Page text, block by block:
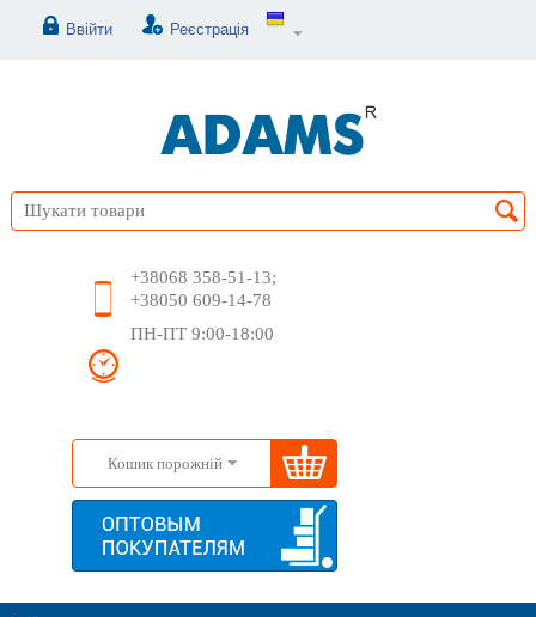
Ввійти Реєстрація
+38068 358-51-13;
+38050 609-14-78
ПН-ПТ 9:00-18:00
Кошик порожній